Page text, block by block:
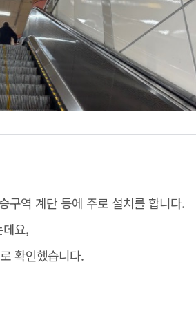
구역 계단 등에 주로 설치를 합니다.
요,
확인했습니다.